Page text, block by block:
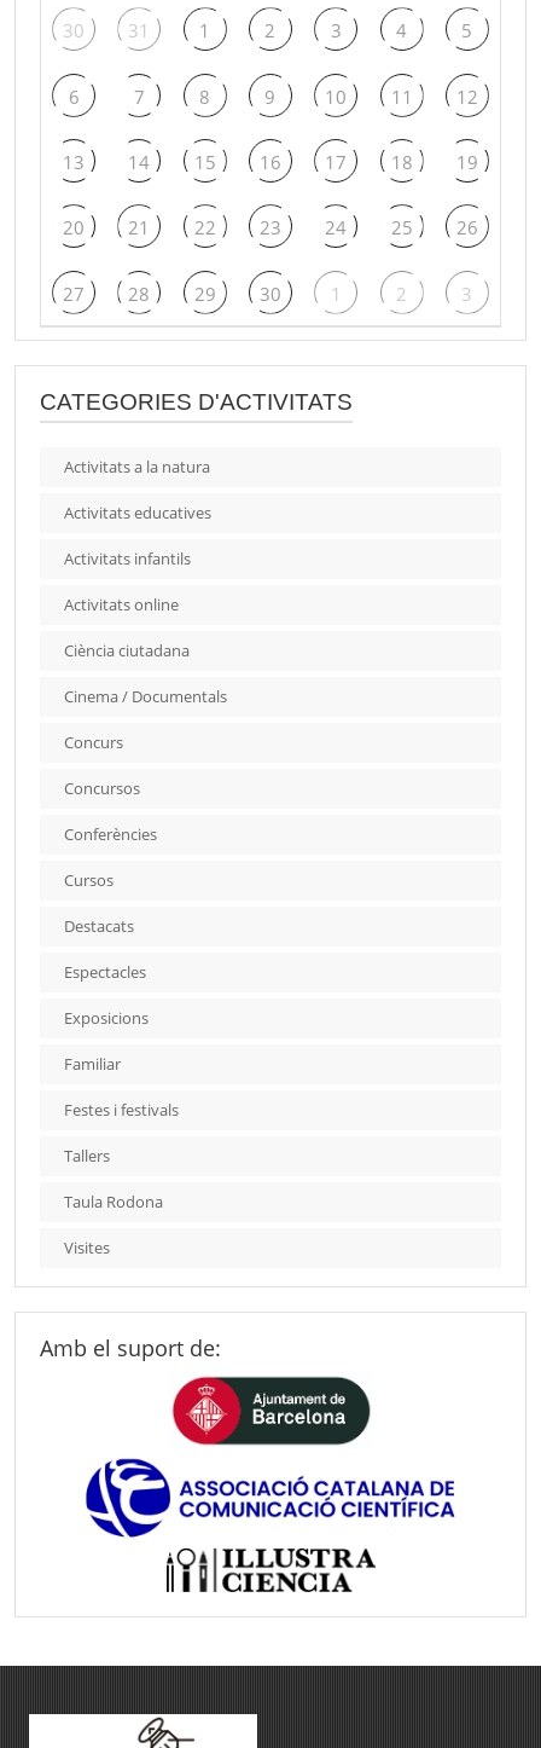
30 31 1 2 3 4 5
6 7 8 9 10 11 12
13 14 15 16 17 18 19
20 21 22 23 24 25 26
27 28 29 30 1 2 3
CATEGORIES D'ACTIVITATS
Activitats a la natura
Activitats educatives
Activitats infantils
Activitats online
Ciència ciutadana
Cinema / Documentals
Concurs
Concursos
Conferències
Cursos
Destacats
Espectacles
Exposicions
Familiar
Festes i festivals
Tallers
Taula Rodona
Visites
Amb el suport de: